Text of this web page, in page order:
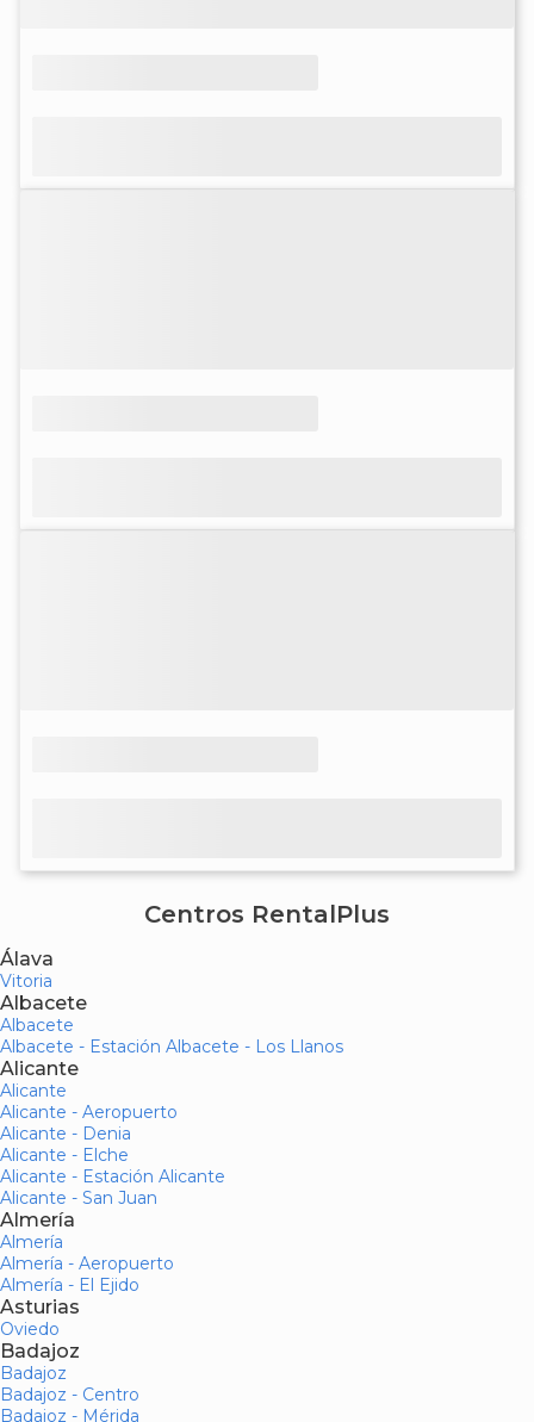
Centros RentalPlus
Álava
Vitoria
Albacete
Albacete
Albacete - Estación Albacete - Los Llanos
Alicante
Alicante
Alicante - Aeropuerto
Alicante - Denia
Alicante - Elche
Alicante - Estación Alicante
Alicante - San Juan
Almería
Almería
Almería - Aeropuerto
Almería - El Ejido
Asturias
Oviedo
Badajoz
Badajoz
Badajoz - Centro
Badajoz - Mérida